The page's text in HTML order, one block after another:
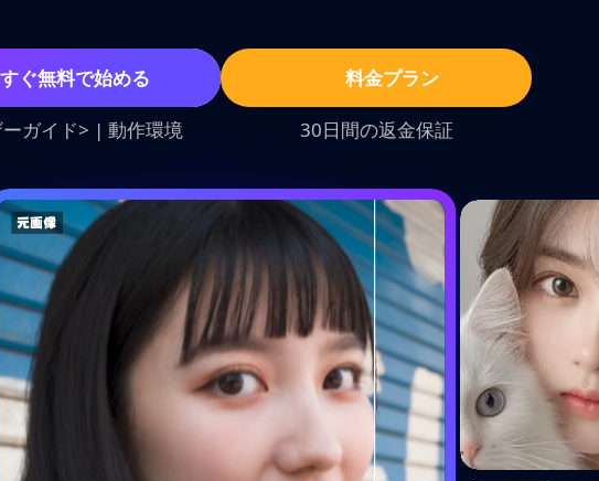
ズ除去
明化
ッチ
ニメ/イラスト高画質化AI
照度画像
低照度画像強調AI
刷用の大判画像
印刷用の大判画像高画質化AI
動物写真の背景透過AI
ロゴマーク
ロゴの背景透過AI
写真撮影
写真の背景透過AI
ム要件 FAQ
お問い合わせ
ぐ無料で始める
ガイド> | 動作環境
料金プラン
30日間の返金保証